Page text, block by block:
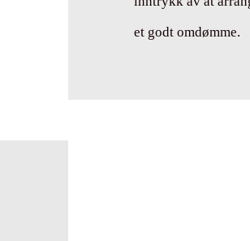
et godt omdømme.